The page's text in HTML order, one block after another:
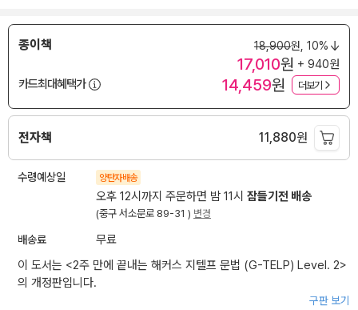
종이책 18,900원, 10%
17,010원 + 940원
카드최대혜택가
14,459원 더보기
전자책 11,880원
수령예상일 양탄자배송
오후 12시까지 주문하면 밤 11시 잠들기전 배송
(중구 서소문로 89-31 ) 변경
배송료
무료
이 도서는 <2주 만에 끝내는 해커스 지텔프 문법 (G-TELP) Level. 2>
의 개정판입니다.
구판 보기